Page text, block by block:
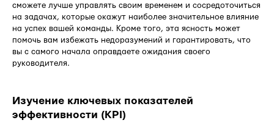
сможете лучше управлять своим временем и сосредоточиться
на задачах, которые окажут наиболее значительное влияние
на успех вашей команды. Кроме того, эта ясность может
помочь вам избежать недоразумений и гарантировать, что
вы с самого начала оправдаете ожидания своего
руководителя.
Изучение ключевых показателей
эффективности (KPI)